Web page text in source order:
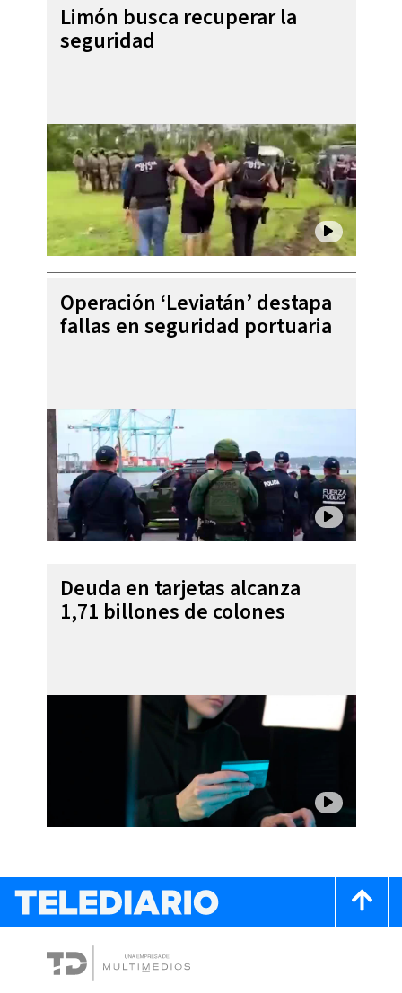
Limón busca recuperar la
seguridad
Operación ‘Leviatán’ destapa
fallas en seguridad portuaria
Deuda en tarjetas alcanza
1,71 billones de colones